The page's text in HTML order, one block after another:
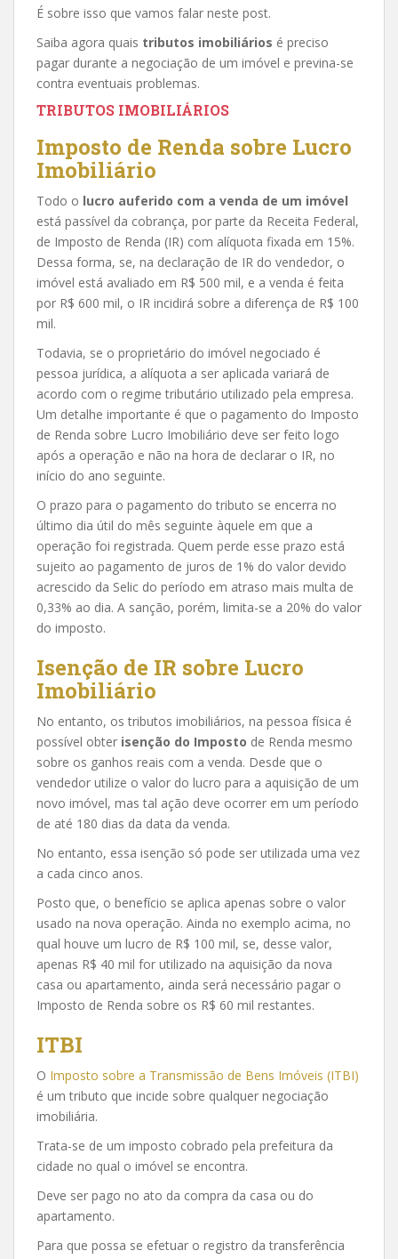
É sobre isso que vamos falar neste post.
Saiba agora quais tributos imobiliários é preciso
pagar durante a negociação de um imóvel e previna-se
contra eventuais problemas.
TRIBUTOS IMOBILIÁRIOS
Imposto de Renda sobre Lucro
Imobiliário
Todo o lucro auferido com a venda de um imóvel
está passível da cobrança, por parte da Receita Federal,
de Imposto de Renda (IR) com alíquota fixada em 15%.
Dessa forma, se, na declaração de IR do vendedor, o
imóvel está avaliado em R$ 500 mil, e a venda é feita
por R$ 600 mil, o IR incidirá sobre a diferença de R$ 100
mil.
Todavia, se o proprietário do imóvel negociado é
pessoa jurídica, a alíquota a ser aplicada variará de
acordo com o regime tributário utilizado pela empresa.
Um detalhe importante é que o pagamento do Imposto
de Renda sobre Lucro Imobiliário deve ser feito logo
após a operação e não na hora de declarar o IR, no
início do ano seguinte.
O prazo para o pagamento do tributo se encerra no
último dia útil do mês seguinte àquele em que a
operação foi registrada. Quem perde esse prazo está
sujeito ao pagamento de juros de 1% do valor devido
acrescido da Selic do período em atraso mais multa de
0,33% ao dia. A sanção, porém, limita-se a 20% do valor
do imposto.
Isenção de IR sobre Lucro
Imobiliário
No entanto, os tributos imobiliários, na pessoa física é
possível obter isenção do Imposto de Renda mesmo
sobre os ganhos reais com a venda. Desde que o
vendedor utilize o valor do lucro para a aquisição de um
novo imóvel, mas tal ação deve ocorrer em um período
de até 180 dias da data da venda.
No entanto, essa isenção só pode ser utilizada uma vez
a cada cinco anos.
Posto que, o benefício se aplica apenas sobre o valor
usado na nova operação. Ainda no exemplo acima, no
qual houve um lucro de R$ 100 mil, se, desse valor,
apenas R$ 40 mil for utilizado na aquisição da nova
casa ou apartamento, ainda será necessário pagar o
Imposto de Renda sobre os R$ 60 mil restantes.
ITBI
O Imposto sobre a Transmissão de Bens Imóveis (ITBI)
é um tributo que incide sobre qualquer negociação
imobiliária.
Trata-se de um imposto cobrado pela prefeitura da
cidade no qual o imóvel se encontra.
Deve ser pago no ato da compra da casa ou do
apartamento.
Para que possa se efetuar o registro da transferência